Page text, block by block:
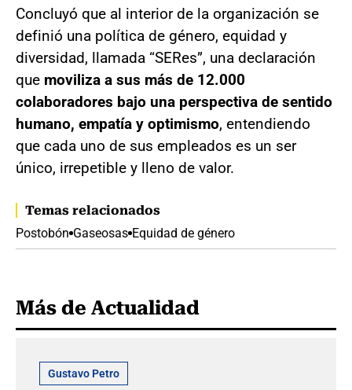
Concluyó que al interior de la organización se
definió una política de género, equidad y
diversidad, llamada “SERes”, una declaración
que moviliza a sus más de 12.000
colaboradores bajo una perspectiva de sentido
humano, empatía y optimismo, entendiendo
que cada uno de sus empleados es un ser
único, irrepetible y lleno de valor.
Temas relacionados
Postobón Gaseosas Equidad de género
Más de Actualidad
Gustavo Petro